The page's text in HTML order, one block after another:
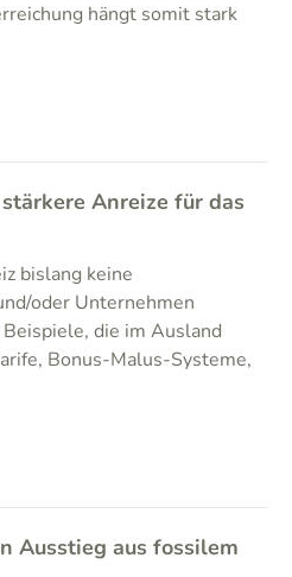
hängt somit stark
Anreize für das
bislang keine
oder Unternehmen
die im Ausland
Bonus-Malus-Systeme,
Ausstieg aus fossilem